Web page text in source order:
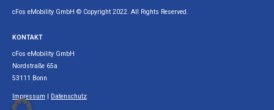
cFos eMobility GmbH © Copyright 2022. All Rights Reserved.
KONTAKT
cFos eMobility GmbH
Nordstraße 65a
53111 Bonn
Impressum Datenschutz